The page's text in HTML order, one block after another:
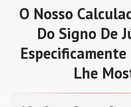
O Nosso
Do Signo De
Lhe